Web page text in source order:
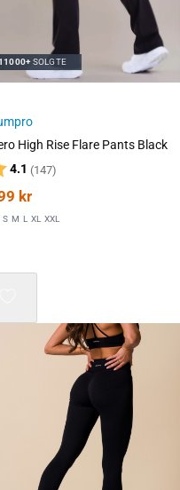
SOLGTE
High Rise Flare Pants Black
4.1 (147)
kr
S M L XL XXL